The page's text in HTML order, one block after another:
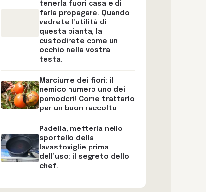
tenerla fuori casa e di
farla propagare. Quando
vedrete l’utilità di
questa pianta, la
custodirete come un
occhio nella vostra
testa.
Marciume dei fiori: il
nemico numero uno dei
pomodori! Come trattarlo
per un buon raccolto
Padella, metterla nello
sportello della
lavastoviglie prima
dell’uso: il segreto dello
chef.